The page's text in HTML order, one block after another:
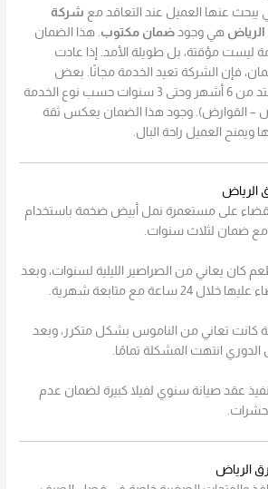
يبحث عنها العميل عند التعاقد مع شركة
هي وجودضمان مكتوب. هذا الضمان
ليست مؤقتة، بل طويلة الأمد. إذا عادت
فإن الشركة تعيد الخدمة مجانًا. بعض
الشركات تقدم ضمانًا يمتد من 6 أشهر وحتى 3 سنوات حسب نوع الخدمة
– القوارض). وجود هذا الضمان يعكس ثقة
ويمنح العميل راحة البال.
على مستعمرة نمل أبيض ضخمة باستخدام
مع ضمان لثلاث سنوات.
كان يعاني من الصراصير الليلية لسنوات، وبعد
24 ساعة مع متابعة شهرية.
كانت تعاني من الناموس بشكل متكرر، وبعد
انتهت المشكلة تمامًا.
عقد صيانة سنوي لفيلا كبيرة لضمان عدم
الرياض